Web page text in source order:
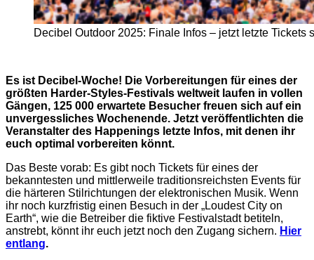
Decibel Outdoor 2025: Finale Infos – jetzt letzte Tickets
Es ist Decibel-Woche! Die Vorbereitungen für eines der
größten Harder-Styles-Festivals weltweit laufen in vollen
Gängen, 125 000 erwartete Besucher freuen sich auf ein
unvergessliches Wochenende. Jetzt veröffentlichten die
Veranstalter des Happenings letzte Infos, mit denen ihr
euch optimal vorbereiten könnt.
Das Beste vorab: Es gibt noch Tickets für eines der
bekanntesten und mittlerweile traditionsreichsten Events für
die härteren Stilrichtungen der elektronischen Musik. Wenn
ihr noch kurzfristig einen Besuch in der „Loudest City on
Earth“, wie die Betreiber die fiktive Festivalstadt betiteln,
anstrebt, könnt ihr euch jetzt noch den Zugang sichern. Hier
entlang.